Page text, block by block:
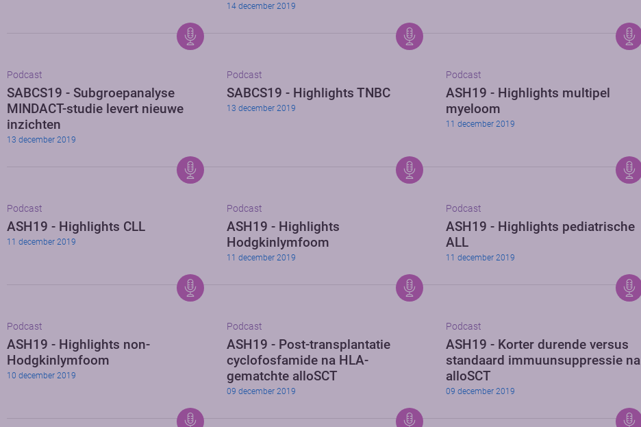
14 december 2019
Podcast
SABCS19 - Subgroepanalyse
MINDACT-studie levert nieuwe
inzichten
13 december 2019
Podcast
SABCS19 - Highlights TNBC
13 december 2019
Podcast
ASH19 - Highlights multipel
myeloom
11 december 2019
Podcast
ASH19 - Highlights CLL
11 december 2019
Podcast
ASH19 - Highlights
Hodgkinlymfoom
11 december 2019
Podcast
ASH19 - Highlights pediatrische
ALL
11 december 2019
Podcast
ASH19 - Highlights non-
Hodgkinlymfoom
10 december 2019
Podcast
ASH19 - Post-transplantatie
cyclofosfamide na HLA-
gematchte alloSCT
09 december 2019
Podcast
ASH19 - Korter durende versus
standaard immuunsuppressie na
alloSCT
09 december 2019